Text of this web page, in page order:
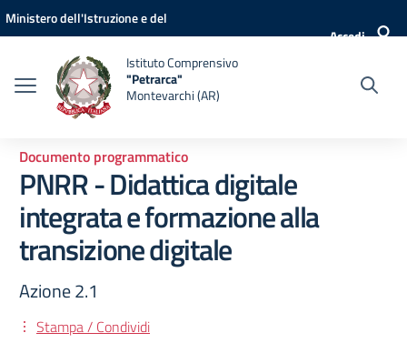
Vai ai contenuti
Vai al menu di navigazione
Vai al footer
Ministero dell'Istruzione e del
Accedi
Istituto Comprensivo
"Petrarca"
Montevarchi (AR)
Documento programmatico
PNRR - Didattica digitale
integrata e formazione alla
transizione digitale
Azione 2.1
Stampa / Condividi